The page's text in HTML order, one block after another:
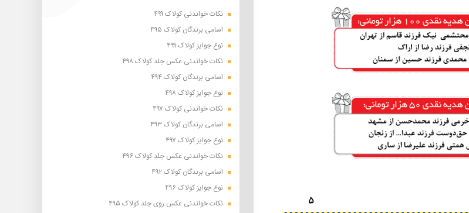
نکات خواندنی کولاک ۴۹۹
اسامی برندگان کولاک ۴۹۵
نوع جوایز کولاک ۴۹۹
نکات خواندنی عکس جلد کولاک ۴۹۸
اسامی برندگان کولاک ۴۹۴
نوع جوایز کولاک ۴۹۸
نکات خواندنی کولاک ۴۹۷
اسامی برندگان کولاک ۴۹۳
نوع جوایز کولاک ۴۹۷
نکات خواندنی عکس جلد کولاک ۴۹۶
اسامی برندگان کولاک ۴۹۲
نوع جوایز کولاک ۴۹۶
نکات خواندنی عکس روی جلد کولاک ۴۹۵